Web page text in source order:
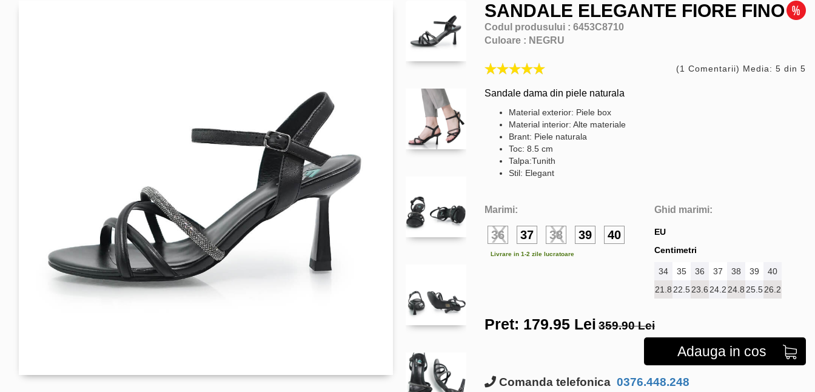
SANDALE ELEGANTE FIORE FINO
Codul produsului : 6453C8710
Culoare : NEGRU
(1 Comentarii) Media: 5 din 5
Sandale dama din piele naturala
Material exterior: Piele box
Material interior: Alte materiale
Brant: Piele naturala
Toc: 8.5 cm
Talpa:Tunith
Stil: Elegant
Marimi:
36 37 38 39 40
Livrare in 1-2 zile lucratoare
Ghid marimi:
EU
Centimetri
34 35 36 37 38 39
40
21.8 22.523.6 24.2 24.8 25.526.2
Pret: 179.95 Lei 359.90 Lei
Adauga in cos
Comanda telefonica 0376.448.248